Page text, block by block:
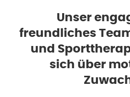
Unser
freundliches
und
sich über